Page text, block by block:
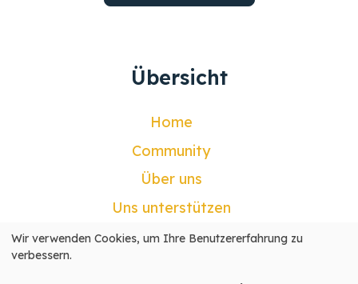
Übersicht
Home
Community
Über uns
Uns unterstützen
Kontakt
Verwendung
personenbezogener
Wir verwenden Cookies, um Ihre Benutzererfahrung zu
verbessern.